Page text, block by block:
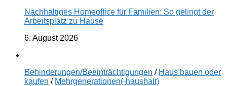
Nachhaltiges Homeoffice für Familien: So gelingt der
Arbeitsplatz zu Hause
6. August 2026
Behinderungen/Beeinträchtigungen / Haus bauen oder
kaufen / Mehrgenerationen(-haushalt)